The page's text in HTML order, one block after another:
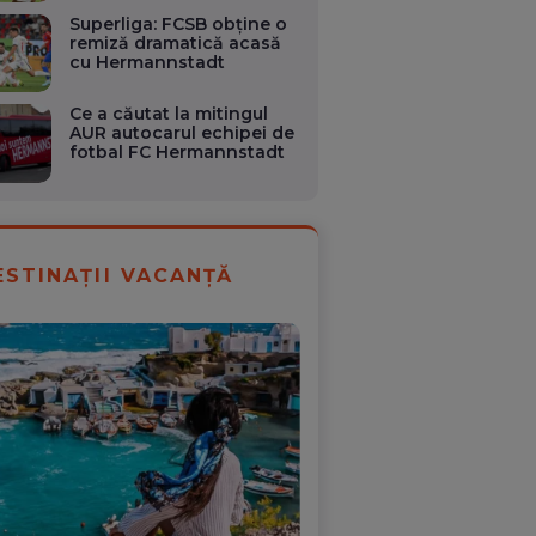
Superliga: FCSB obține o
remiză dramatică acasă
cu Hermannstadt
Ce a căutat la mitingul
AUR autocarul echipei de
fotbal FC Hermannstadt
VACANȚĂ